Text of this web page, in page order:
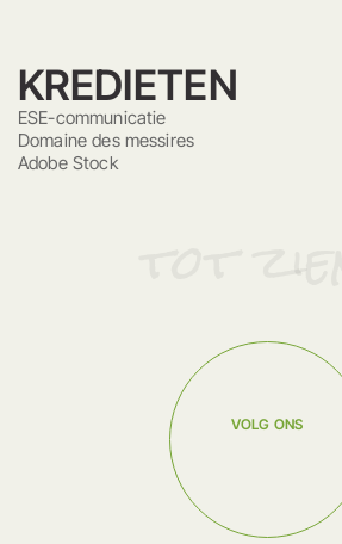
KREDIETEN
ESE-communicatie
Domaine des messires
Adobe Stock
tot ziens
VOLG ONS